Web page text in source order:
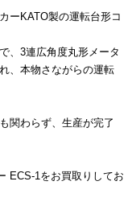
ーKATO製の運転台形コ
、3連広角度丸形メータ
、本物さながらの運転
関わらず、生産が完了
ECS-1をお買取りしてお